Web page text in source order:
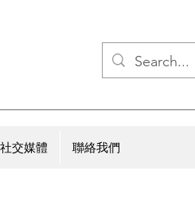
社交媒體 聯絡我們